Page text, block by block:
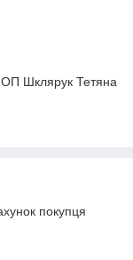
Шклярук Тетяна
покупця